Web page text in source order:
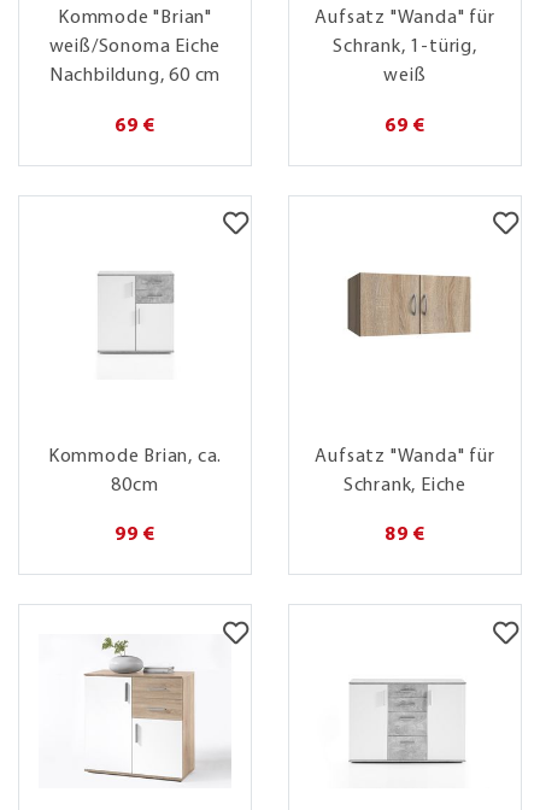
Kommode "Brian"
weiß/Sonoma Eiche
Nachbildung, 60 cm
69 €
Aufsatz "Wanda" für
Schrank, 1-türig,
weiß
69 €
Kommode Brian, ca.
80cm
99 €
Aufsatz "Wanda" für
Schrank, Eiche
89 €